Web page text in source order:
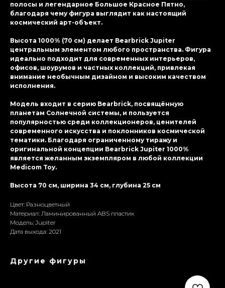
полосы и легендарное Большое Красное Пятно,
благодаря чему фигура выглядит как настоящий
космический арт-объект.
Высота 1000% (70 см) делает Bearbrick Jupiter
центральным элементом любого пространства. Фигура
идеально подходит для современных интерьеров,
офисов, шоурумов и частных коллекций, привлекая
внимание необычным дизайном и высоким качеством
исполнения.
Модель входит в серию Bearbrick, посвящённую
планетам Солнечной системы, и пользуется
популярностью среди коллекционеров, ценителей
современного искусства и поклонников космической
тематики. Благодаря ограниченному тиражу и
оригинальной концепции Bearbrick Jupiter 1000%
является желанным экземпляром в любой коллекции
Medicom Toy.
Высота 70 см, ширина 34 см, глубина 25 см
Цвет: Разноцветный
Материал: Ламиниpoванный ABS пластик
Модель: Jupiter
Дата выхода: 2021
Другие фигуры